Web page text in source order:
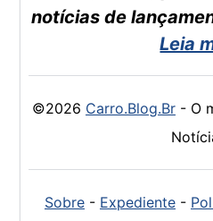
notícias de
Leia
©2026 Carro.Blog.Br- O
Sobre- Expediente-